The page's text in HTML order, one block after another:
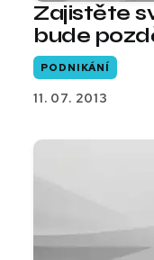
Zajistěte
bude
PODNIKÁNÍ
11. 07. 2013